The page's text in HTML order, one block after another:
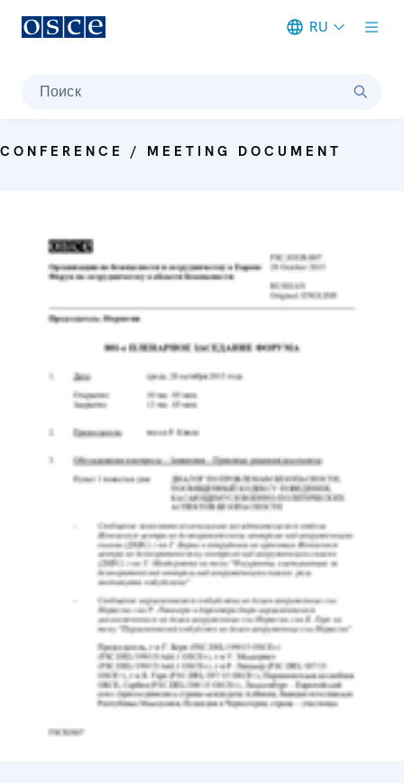
RU
Поиск
CONFERENCE / MEETING DOCUMENT